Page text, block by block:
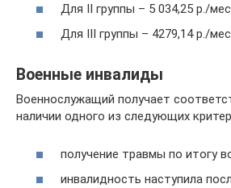
Для II группы – 5 034,25 р./мес.
Для III группы – 4279,14 р./
Военные инвалиды
Военнослужащий получает
наличии одного из следующих
получение травмы по итогу
инвалидность наступила